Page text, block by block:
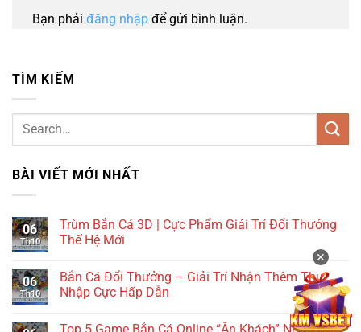
Bạn phải đăng nhập để gửi bình luận.
TÌM KIẾM
BÀI VIẾT MỚI NHẤT
06
Th10
Trùm Bắn Cá 3D | Cực Phẩm Giải Trí Đổi Thưởng
Thế Hệ Mới
06
Th10
Bắn Cá Đổi Thưởng – Giải Trí Nhận Thêm Thu
Nhập Cực Hấp Dẫn
Top 5 Game Bắn Cá Online “Ăn Khách” Nhất Thị
✕